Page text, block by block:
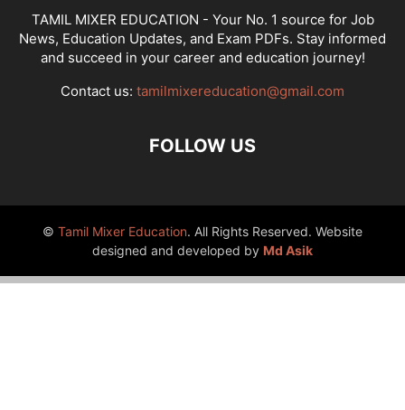
TAMIL MIXER EDUCATION - Your No. 1 source for Job
News, Education Updates, and Exam PDFs. Stay informed
and succeed in your career and education journey!
Contact us: tamilmixereducation@gmail.com
FOLLOW US
© Tamil Mixer Education. All Rights Reserved. Website
designed and developed by Md Asik